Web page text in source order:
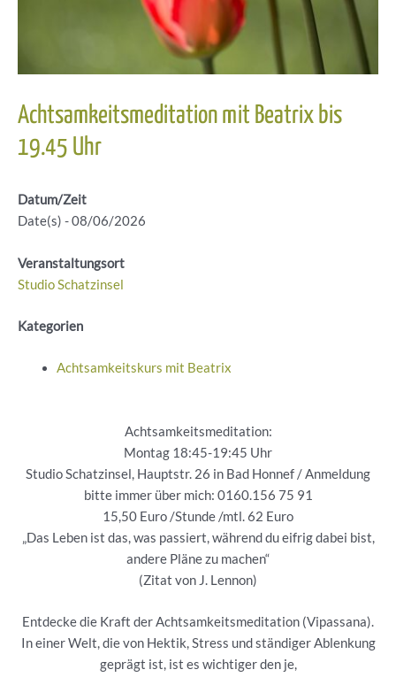
Achtsamkeitsmeditation mit Beatrix bis
19.45 Uhr
Datum/Zeit
Date(s) - 08/06/2026
Veranstaltungsort
Studio Schatzinsel
Kategorien
Achtsamkeitskurs mit Beatrix
Achtsamkeitsmeditation:
Montag 18:45-19:45 Uhr
Studio Schatzinsel, Hauptstr. 26 in Bad Honnef / Anmeldung
bitte immer über mich: 0160.156 75 91
15,50 Euro /Stunde /mtl. 62 Euro
„Das Leben ist das, was passiert, während du eifrig dabei bist,
andere Pläne zu machen“
(Zitat von J. Lennon)
Entdecke die Kraft der Achtsamkeitsmeditation (Vipassana).
In einer Welt, die von Hektik, Stress und ständiger Ablenkung
geprägt ist, ist es wichtiger den je,